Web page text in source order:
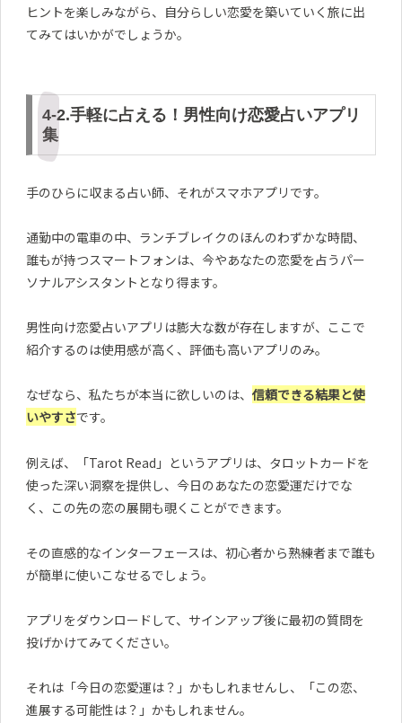
ヒントを楽しみながら、自分らしい恋愛を築いていく旅に出
てみてはいかがでしょうか。
4-2.手軽に占える！男性向け恋愛占いアプリ
集
手のひらに収まる占い師、それがスマホアプリです。
通勤中の電車の中、ランチブレイクのほんのわずかな時間、
誰もが持つスマートフォンは、今やあなたの恋愛を占うパー
ソナルアシスタントとなり得ます。
男性向け恋愛占いアプリは膨大な数が存在しますが、ここで
紹介するのは使用感が高く、評価も高いアプリのみ。
なぜなら、私たちが本当に欲しいのは、 信頼できる結果と使
いやすさです。
例えば、「Tarot Read」というアプリは、タロットカードを
使った深い洞察を提供し、今日のあなたの恋愛運だけでな
く、この先の恋の展開も覗くことができます。
その直感的なインターフェースは、初心者から熟練者まで誰も
が簡単に使いこなせるでしょう。
アプリをダウンロードして、サインアップ後に最初の質問を
投げかけてみてください。
それは「今日の恋愛運は？」かもしれませんし、「この恋、
進展する可能性は？」かもしれません。